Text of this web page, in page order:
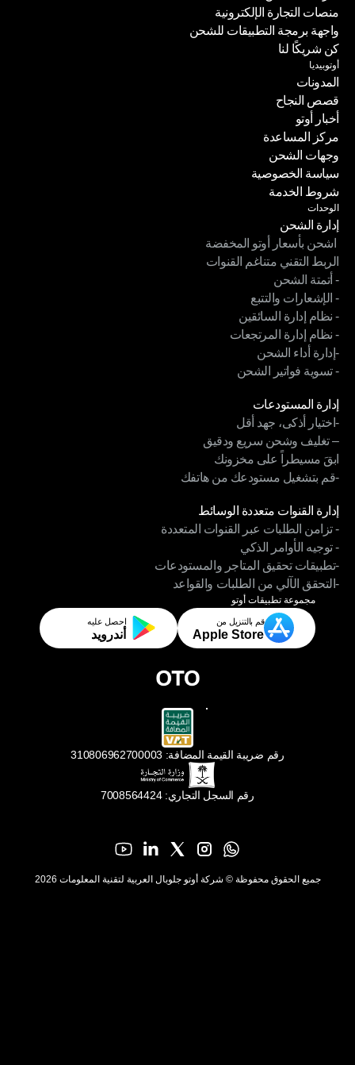
شركات الشحن
منصات التجارة الإلكترونية
منصات التجارة الإلكترونية
واجهة برمجة التطبيقات للشحن
واجهة برمجة التطبيقات للشحن
كن شريكًا لنا
كن شريكًا لنا
أوتوبيديا
المدونات
المدونات
قصص النجاح
قصص النجاح
أخبار أوتو
أخبار أوتو
مركز المساعدة
مركز المساعدة
وجهات الشحن
وجهات الشحن
سياسة الخصوصية
سياسة الخصوصية
شروط الخدمة
شروط الخدمة
الوحدات
إدارة الشحن
إدارة الشحن
اشحن بأسعار أوتو المخفضة
اشحن بأسعار أوتو المخفضة
الربط التقني متناغم القنوات
الربط التقني متناغم القنوات
- أتمتة الشحن
- أتمتة الشحن
- الإشعارات والتتبع
- الإشعارات والتتبع
- نظام إدارة السائقين
- نظام إدارة السائقين
- نظام إدارة المرتجعات
- نظام إدارة المرتجعات
-إدارة أداء الشحن
-إدارة أداء الشحن
- تسوية فواتير الشحن
إدارة المستودعات
إدارة المستودعات
-اختيار أذكى، جهد أقل
-اختيار أذكى، جهد أقل
– تغليف وشحن سريع ودقيق
– تغليف وشحن سريع ودقيق
ابقَ مسيطراً على مخزونك
ابقَ مسيطراً على مخزونك
-قم بتشغيل مستودعك من هاتفك
إدارة القنوات متعددة الوسائط
إدارة القنوات متعددة الوسائط
- تزامن الطلبات عبر القنوات المتعددة
- تزامن الطلبات عبر القنوات المتعددة
- توجيه الأوامر الذكي
- توجيه الأوامر الذكي
-تطبيقات تحقيق المتاجر والمستودعات
-تطبيقات تحقيق المتاجر والمستودعات
-التحقق الآلي من الطلبات والقواعد
-التحقق الآلي من الطلبات والقواعد
مجموعة تطبيقات أوتو
قم بالتنزيل من
Apple Store
احصل عليه
أندرويد
رقم ضريبة القيمة المضافة: 310806962700003
رقم السجل التجاري: 7008564424
جميع الحقوق محفوظة © شركة أوتو جلوبال العربية لتقنية المعلومات 2026